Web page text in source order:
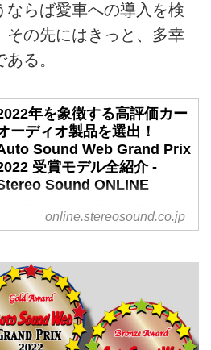
ならば愛車への導入を検
その先にはきっと、多幸
る。
年を象徴する高評価カー
ーディオ製品を選出！
Sound Web Grand Prix
受賞モデル全紹介 -
Sound ONLINE
Auto Sound Web Grand Prix 2022
は
いて、音質に注目して高い評価
得た製品をオートサウンドウェ
グランプリ受賞モデルと選定す
。選考委員は、評論家［石田
、藤原 陽祐、黛 健司、脇森
online.stereosound.co.jp